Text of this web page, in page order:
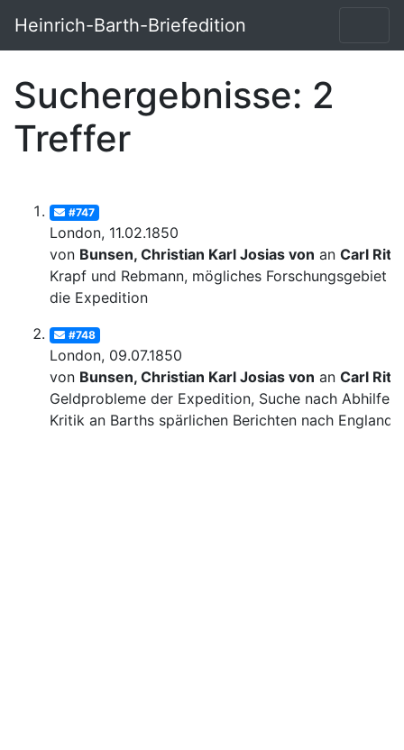
Heinrich-Barth-Briefedition
Suchergebnisse: 2
Treffer
#747
London, 11.02.1850
von Bunsen, Christian Karl Josias von an Carl
Krapf und Rebmann, mögliches Forschungsgebiet
die Expedition
#748
London, 09.07.1850
von Bunsen, Christian Karl Josias von an Carl
Geldprobleme der Expedition, Suche nach Abhilfe;
Kritik an Barths spärlichen Berichten nach England